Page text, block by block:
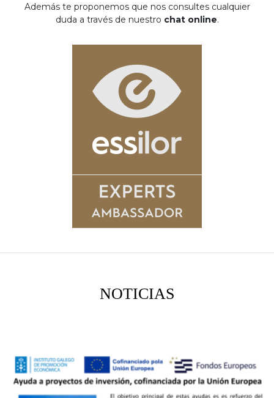
Además te proponemos que nos consultes cualquier
duda a través de nuestro chat online.
NOTICIAS